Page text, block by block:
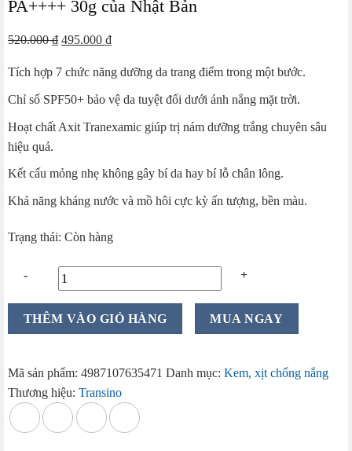
PA++++ 30g của Nhật Bản
520.000₫ Giá
là:
520.000 ₫.
495.000 ₫Giá
tại
là:
Tích hợp 7 chức năng dưỡng da trang điểm trong một bước.
Chỉ số SPF50+ bảo vệ da tuyệt đối dưới ánh nắng mặt trời.
Hoạt chất Axit Tranexamic giúp trị nám dưỡng trắng chuyên sâu
hiệu quả.
Kết cấu mỏng nhẹ không gây bí da hay bí lỗ chân lông.
Khả năng kháng nước và mồ hôi cực kỳ ấn tượng, bền màu.
Trạng thái: Còn hàng
Kem
Tone
CC
Cream
THÊM VÀO GIỎ HÀNG MUA NGAY
Mã sản phẩm: 4987107635471 Danh mục: Kem, xịt chống nắng
Thương hiệu: Transino